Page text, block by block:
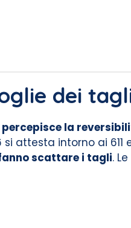
dei
la
attesta intorno ai 611
scattare i tagli.